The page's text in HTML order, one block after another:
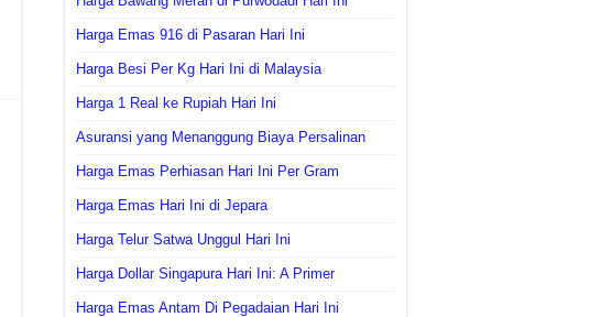
Harga Emas 916 di Pasaran Hari Ini
Harga Besi Per Kg Hari Ini di Malaysia
Harga 1 Real ke Rupiah Hari Ini
Asuransi yang Menanggung Biaya Persalinan
Harga Emas Perhiasan Hari Ini Per Gram
Harga Emas Hari Ini di Jepara
Harga Telur Satwa Unggul Hari Ini
Harga Dollar Singapura Hari Ini: A Primer
Harga Emas Antam Di Pegadaian Hari Ini